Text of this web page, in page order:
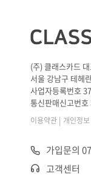
(주) 클래스카드
서울 강남구 테헤
사업자등록번호
통신판매신고번
이용약관 | 개인정
가입문의
고객센터